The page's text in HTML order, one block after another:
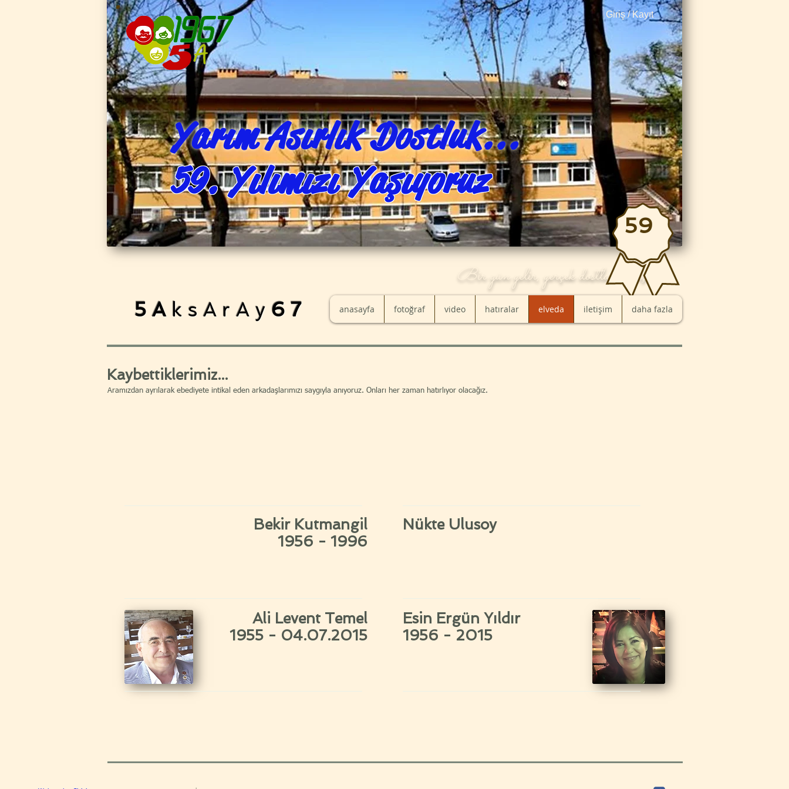
Giriş / Kayıt
Bir gün gelir, gerçek dostlar buluşur...
59
Yarım Asırlık Dostluk...
59. Yılımızı Yaşıyoruz
5A ksArAy 67 anasayfa fotoğraf video hatıralar elveda iletişim daha fazla
Kaybettiklerimiz...
Aramızdan ayrılarak ebediyete intikal eden arkadaşlarımızı saygıyla anıyoruz. Onları her zaman hatırlıyor olacağız.
Bekir Kutmangil
1956 - 1996
Ali Levent Temel
1955 - 04.07.2015
Nükte Ulusoy
Esin Ergün Yıldır
1956 - 2015